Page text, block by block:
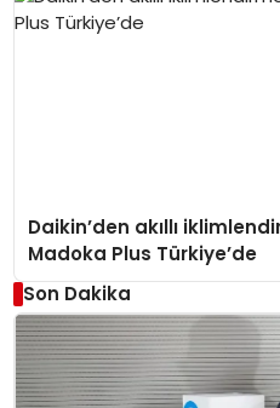
Daikin’den akıllı
Madoka Plus Türkiye’de
Son Dakika